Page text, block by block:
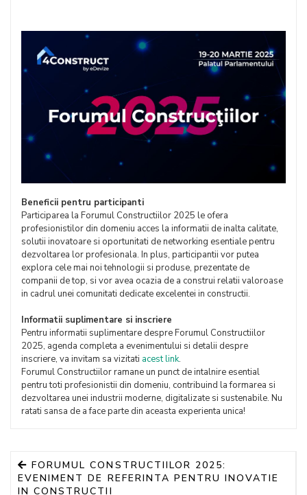
Beneficii pentru participanti
Participarea la Forumul Constructiilor 2025 le ofera
profesionistilor din domeniu acces la informatii de inalta calitate,
solutii inovatoare si oportunitati de networking esentiale pentru
dezvoltarea lor profesionala. In plus, participantii vor putea
explora cele mai noi tehnologii si produse, prezentate de
companii de top, si vor avea ocazia de a construi relatii valoroase
in cadrul unei comunitati dedicate excelentei in constructii.
Informatii suplimentare si inscriere
Pentru informatii suplimentare despre Forumul Constructiilor
2025, agenda completa a evenimentului si detalii despre
inscriere, va invitam sa vizitati acest link.
Forumul Constructiilor ramane un punct de intalnire esential
pentru toti profesionistii din domeniu, contribuind la formarea si
dezvoltarea unei industrii moderne, digitalizate si sustenabile. Nu
ratati sansa de a face parte din aceasta experienta unica!
FORUMUL CONSTRUCTIILOR 2025:
EVENIMENT DE REFERINTA PENTRU INOVATIE
IN CONSTRUCTII